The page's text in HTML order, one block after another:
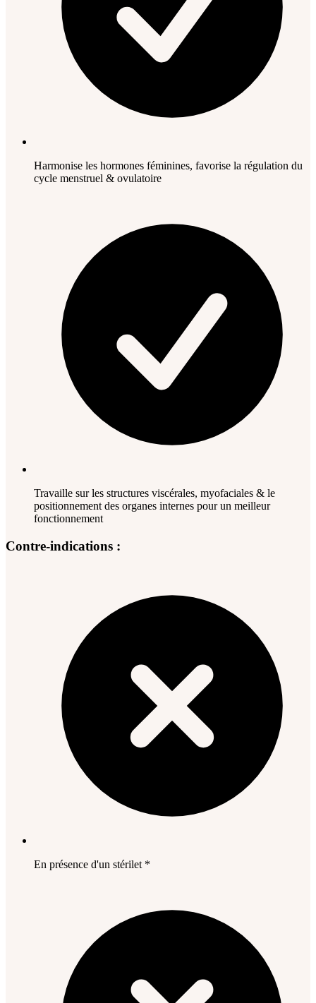
Harmonise les hormones féminines, favorise la régulation du
cycle menstruel & ovulatoire
Travaille sur les structures viscérales, myofaciales & le
positionnement des organes internes pour un meilleur
fonctionnement
Contre-indications :
En présence d'un stérilet *